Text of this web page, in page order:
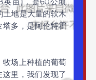
土地是大量的软木
多，是阿伦特霍
场上种植的葡萄
里，我们发现了